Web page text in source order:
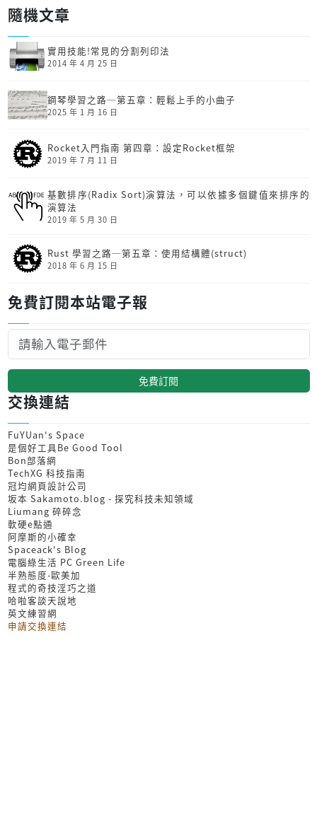
隨機文章
實用技能!常見的分割列印法
2014 年 4 月 25 日
鋼琴學習之路─第五章：輕鬆上手的小曲子
2025 年 1 月 16 日
Rocket入門指南 第四章：設定Rocket框架
2019 年 7 月 11 日
基數排序(Radix Sort)演算法，可以依據多個鍵值來排序的
演算法
2019 年 5 月 30 日
Rust 學習之路─第五章：使用結構體(struct)
2018 年 6 月 15 日
免費訂閱本站電子報
免費訂閱
交換連結
FuYUan's Space
是個好工具Be Good Tool
Bon部落網
TechXG 科技指南
冠均網頁設計公司
坂本 Sakamoto.blog - 探究科技未知領域
Liumang 碎碎念
軟硬e點通
阿摩斯的小確幸
Spaceack's Blog
電腦綠生活 PC Green Life
半熟態度-歐美加
程式的奇技淫巧之道
哈啦客談天說地
英文練習網
申請交換連結